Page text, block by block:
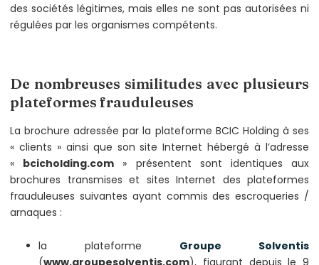
des sociétés légitimes, mais elles ne sont pas autorisées ni
régulées par les organismes compétents.
De nombreuses similitudes avec plusieurs
plateformes frauduleuses
La brochure adressée par la plateforme BCIC Holding à ses
« clients » ainsi que son site Internet hébergé à l’adresse
« bcicholding.com » présentent sont identiques aux
brochures transmises et sites Internet des plateformes
frauduleuses suivantes ayant commis des escroqueries /
arnaques :
la plateforme Groupe Solventis
(www.groupesolventis.com), figurant depuis le 9